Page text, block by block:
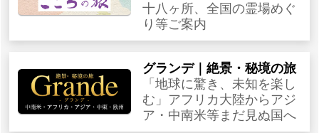
十八ヶ所、全国の霊場めぐ
り等ご案内
グランデ｜絶景・秘境の旅
「地球に驚き、未知を楽し
む」アフリカ大陸からアジ
ア・中南米等まだ見ぬ国へ